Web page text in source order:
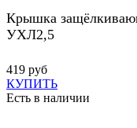
Крышка
УХЛ2,5
419 руб
КУПИТЬ
Есть в наличии